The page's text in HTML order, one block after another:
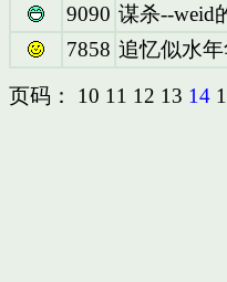
9090 谋杀--weid
7858 追忆似水年
页码： 10 11 12 13 14